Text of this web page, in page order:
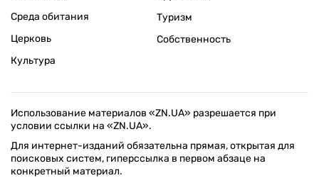
Среда обитания
Церковь
Культура
Туризм
Собственность
Использование материалов «ZN.UA» разрешается при
условии ссылки на «ZN.UA».
Для интернет-изданий обязательна прямая, открытая для
поисковых систем, гиперссылка в первом абзаце на
конкретный материал.